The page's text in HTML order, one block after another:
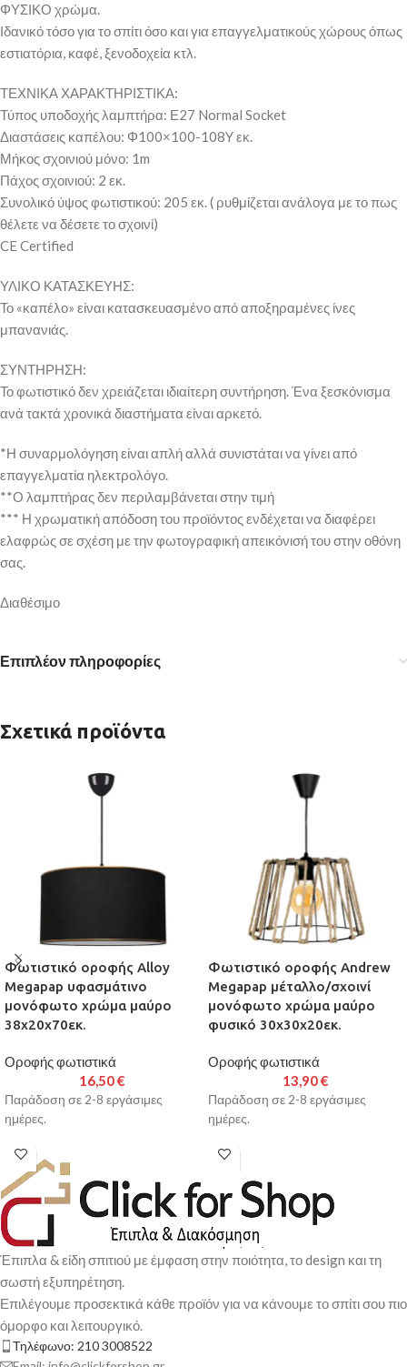
ΦΥΣΙΚΟ χρώμα.
Ιδανικό τόσο για το σπίτι όσο και για επαγγελματικούς χώρους όπως
εστιατόρια, καφέ, ξενοδοχεία κτλ.
ΤΕΧΝΙΚΑ ΧΑΡΑΚΤΗΡΙΣΤΙΚΑ:
Τύπος υποδοχής λαμπτήρα: Ε27 Normal Socket
Διαστάσεις καπέλου: Φ100×100-108Y εκ.
Μήκος σχοινιού μόνο: 1m
Πάχος σχοινιού: 2 εκ.
Συνολικό ύψος φωτιστικού: 205 εκ. ( ρυθμίζεται ανάλογα με το πως
θέλετε να δέσετε το σχοινί)
CE Certified
ΥΛΙΚΟ ΚΑΤΑΣΚΕΥΗΣ:
Το «καπέλο» είναι κατασκευασμένο από αποξηραμένες ίνες
μπανανιάς.
ΣΥΝΤΗΡΗΣΗ:
Το φωτιστικό δεν χρειάζεται ιδιαίτερη συντήρηση. Ένα ξεσκόνισμα
ανά τακτά χρονικά διαστήματα είναι αρκετό.
*Η συναρμολόγηση είναι απλή αλλά συνιστάται να γίνει από
επαγγελματία ηλεκτρολόγο.
**Ο λαμπτήρας δεν περιλαμβάνεται στην τιμή
*** Η χρωματική απόδοση του προϊόντος ενδέχεται να διαφέρει
ελαφρώς σε σχέση με την φωτογραφική απεικόνισή του στην οθόνη
σας.
Διαθέσιμο
Επιπλέον πληροφορίες
Σχετικά προϊόντα
Φωτιστικό οροφής Alloy
Megapap υφασμάτινο
μονόφωτο χρώμα μαύρο
38x20x70εκ.
Οροφής φωτιστικά
16,50€
Παράδοση σε 2-8 εργάσιμες
ημέρες.
Φωτιστικό οροφής Andrew
Megapap μέταλλο/σχοινί
μονόφωτο χρώμα μαύρο
φυσικό 30x30x20εκ.
Οροφής φωτιστικά
13,90€
Παράδοση σε 2-8 εργάσιμες
ημέρες.
Έπιπλα & είδη σπιτιού με έμφαση στην ποιότητα, το design και τη
σωστή εξυπηρέτηση.
Επιλέγουμε προσεκτικά κάθε προϊόν για να κάνουμε το σπίτι σου πιο
όμορφο και λειτουργικό.
Τηλέφωνο: 210 3008522